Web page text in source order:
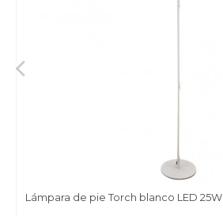
Lámpara de pie Torch blanco LED 25W